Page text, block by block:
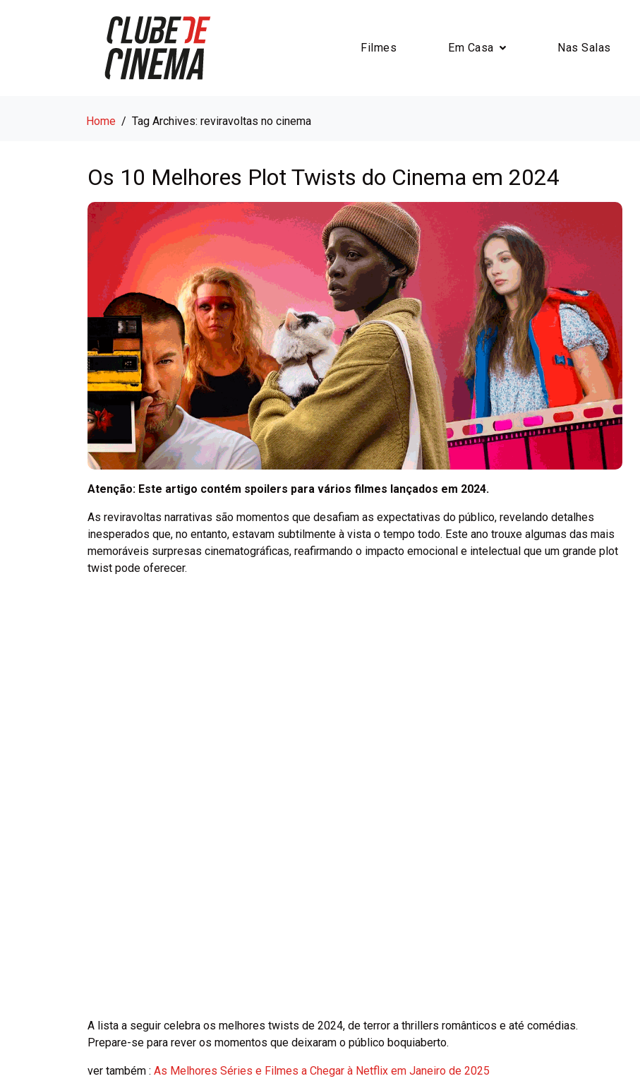
Filmes Em Casa Nas Salas
Home Tag Archives: reviravoltas no cinema
Os 10 Melhores Plot Twists do Cinema em 2024
Atenção: Este artigo contém spoilers para vários filmes lançados em 2024.
As reviravoltas narrativas são momentos que desafiam as expectativas do público, revelando detalhes
inesperados que, no entanto, estavam subtilmente à vista o tempo todo. Este ano trouxe algumas das mais
memoráveis surpresas cinematográficas, reafirmando o impacto emocional e intelectual que um grande plot
twist pode oferecer.
A lista a seguir celebra os melhores twists de 2024, de terror a thrillers românticos e até comédias.
Prepare-se para rever os momentos que deixaram o público boquiaberto.
ver também : As Melhores Séries e Filmes a Chegar à Netflix em Janeiro de 2025